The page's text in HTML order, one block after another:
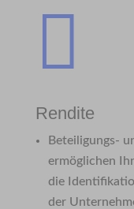

Rendite
Beteiligungs-
ermöglichen
die
der